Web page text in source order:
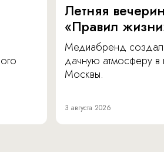
Летняя
«Правил
Медиабренд
дачную атмосферу в
Москвы.
3 августа 2026